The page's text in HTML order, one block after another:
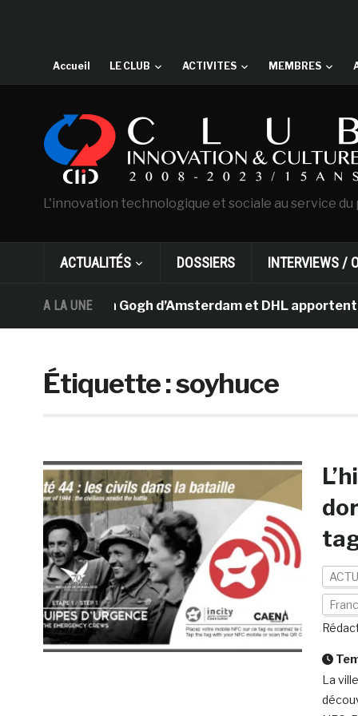
Accueil LE CLUB ACTIVITES MEMBRES
L'innovation technologique et sociale au service
ACTUALITÉS DOSSIERS INTERVIEWS /
A LA UNE
musée Van Gogh d’Amsterdam et DHL apportent
Étiquette :soyhuce
La